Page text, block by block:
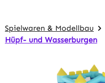
Spielwaren & Modellbau
Hüpf- und Wasserburgen
Bildergalerie überspringen